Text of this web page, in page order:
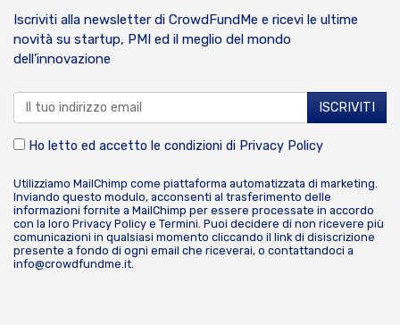
Iscriviti alla newsletter di CrowdFundMe e ricevi le ultime
novità su startup, PMI ed il meglio del mondo
dell’innovazione
Ho letto ed accetto le condizioni di Privacy Policy
Utilizziamo MailChimp come piattaforma automatizzata di marketing.
Inviando questo modulo, acconsenti al trasferimento delle
informazioni fornite a MailChimp per essere processate in accordo
con la loro Privacy Policy e Termini. Puoi decidere di non ricevere più
comunicazioni in qualsiasi momento cliccando il link di disiscrizione
presente a fondo di ogni email che riceverai, o contattandoci a
info@crowdfundme.it.